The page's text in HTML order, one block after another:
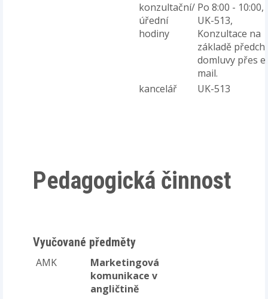
konzultační/
úřední
hodiny
Po 8:00 - 10:00,
UK-513,
Konzultace na
základě
domluvy přes
mail.
kancelář
UK-513
Pedagogická činnost
Vyučované předměty
AMK
Marketingová
komunikace v
angličtině